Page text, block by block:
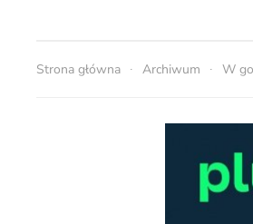
Strona główna Archiwum W